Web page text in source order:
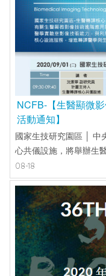
NCFB-【生醫顯微
活動通知】
國家生技研究園區 │ 中
心共儀設施，將舉辦生
08-18